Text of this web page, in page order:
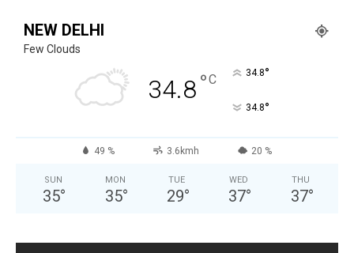
NEW DELHI
Few Clouds
34.8°C 34.8°
34.8°
49 % 3.6kmh 20 %
SUN
35°
MON
35°
TUE
29°
WED
37°
THU
37°